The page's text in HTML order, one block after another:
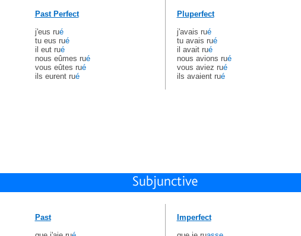
Past Perfect
j'eus rué
tu eus rué
il eut rué
nous eûmes rué
vous eûtes rué
ils eurent rué
Pluperfect
j'avais rué
tu avais rué
il avait rué
nous avions rué
vous aviez rué
ils avaient rué
Past
Imperfect